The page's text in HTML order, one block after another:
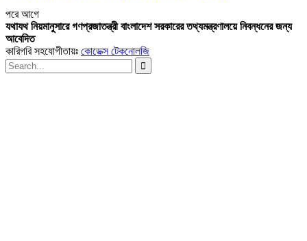
পরেআগে
যথাযথ নিয়মানুসারে গণপ্রজাতন্ত্রী বাংলাদেশ সরকারের তথ্যমন্ত্রণালয়ে নিবন্ধনের জন্য
আবেদিত
কারিগরি সহযোগীতায়ঃ কোডেক্স টেকনোলজি